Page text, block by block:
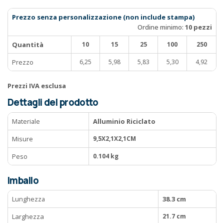
Prezzo senza personalizzazione (non include stampa)
Ordine minimo: 10 pezzi
Quantità
10 15 25 100 250
Prezzo 6,25 5,98 5,83 5,30 4,92
Prezzi IVA esclusa
Dettagli del prodotto
Materiale
Alluminio Riciclato
Misure
9,5X2,1X2,1CM
Peso 0.104 kg
Imballo
Lunghezza
38.3 cm
Larghezza
21.7 cm